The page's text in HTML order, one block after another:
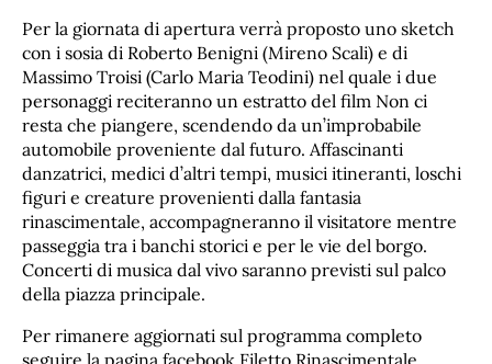
Per la giornata di apertura verrà proposto uno sketch
con i sosia di Roberto Benigni (Mireno Scali) e di
Massimo Troisi (Carlo Maria Teodini) nel quale i due
personaggi reciteranno un estratto del film Non ci
resta che piangere, scendendo da un’improbabile
automobile proveniente dal futuro. Affascinanti
danzatrici, medici d’altri tempi, musici itineranti, loschi
figuri e creature provenienti dalla fantasia
rinascimentale, accompagneranno il visitatore mentre
passeggia tra i banchi storici e per le vie del borgo.
Concerti di musica dal vivo saranno previsti sul palco
della piazza principale.
Per rimanere aggiornati sul programma completo